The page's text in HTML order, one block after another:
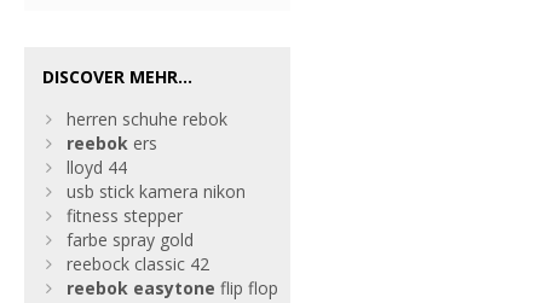
DISCOVER MEHR...
herren schuhe rebok
reebok ers
lloyd 44
usb stick kamera nikon
fitness stepper
farbe spray gold
reebock classic 42
reebok easytone flip flop